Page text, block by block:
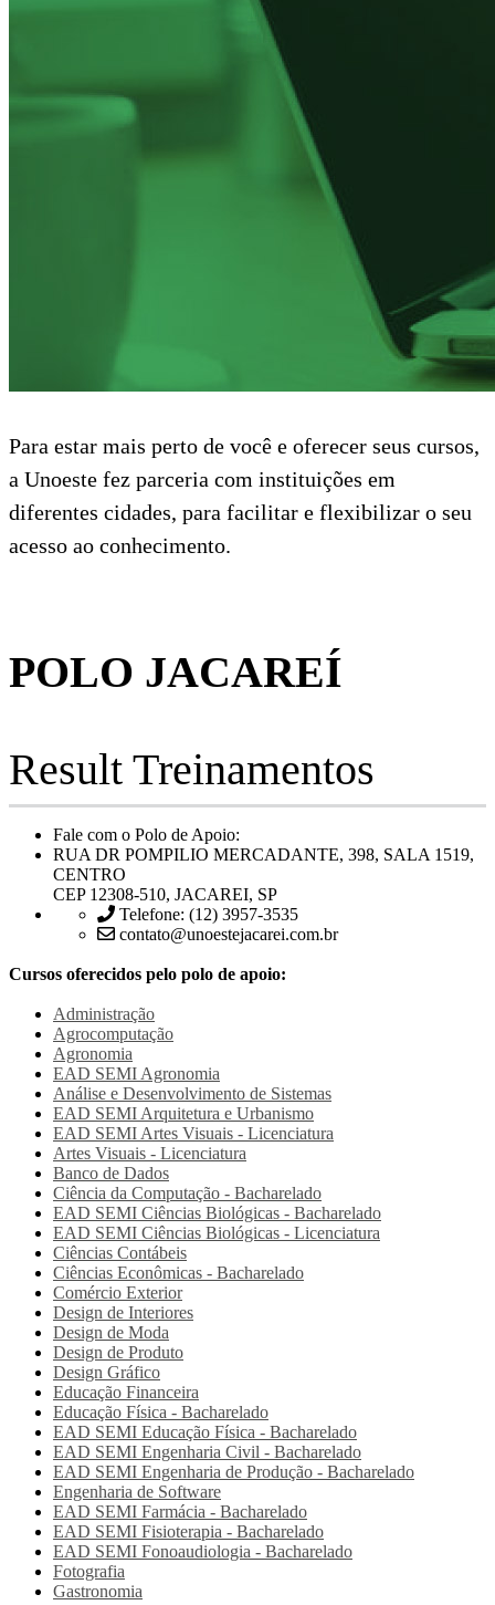
Para estar mais perto de você e oferecer seus cursos,
a Unoeste fez parceria com instituições em
diferentes cidades, para facilitar e flexibilizar o seu
acesso ao conhecimento.
POLO JACAREÍ
Result Treinamentos
Fale com o Polo de Apoio:
RUA DR POMPILIO MERCADANTE, 398, SALA 1519,
CENTRO
CEP 12308-510, JACAREI, SP
Telefone: (12) 3957-3535
contato@unoestejacarei.com.br
Cursos oferecidos pelo polo de apoio:
Administração
Agrocomputação
Agronomia
EAD SEMI Agronomia
Análise e Desenvolvimento de Sistemas
EAD SEMI Arquitetura e Urbanismo
EAD SEMI Artes Visuais - Licenciatura
Artes Visuais - Licenciatura
Banco de Dados
Ciência da Computação - Bacharelado
EAD SEMI Ciências Biológicas - Bacharelado
EAD SEMI Ciências Biológicas - Licenciatura
Ciências Contábeis
Ciências Econômicas - Bacharelado
Comércio Exterior
Design de Interiores
Design de Moda
Design de Produto
Design Gráfico
Educação Financeira
Educação Física - Bacharelado
EAD SEMI Educação Física - Bacharelado
EAD SEMI Engenharia Civil - Bacharelado
EAD SEMI Engenharia de Produção - Bacharelado
Engenharia de Software
EAD SEMI Farmácia - Bacharelado
EAD SEMI Fisioterapia - Bacharelado
EAD SEMI Fonoaudiologia - Bacharelado
Fotografia
Gastronomia